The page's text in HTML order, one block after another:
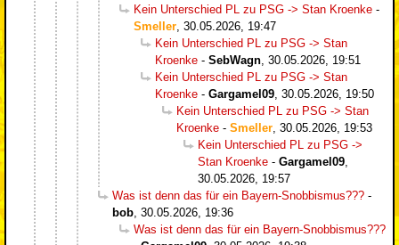
Kein Unterschied PL zu PSG -> Stan Kroenke -
Smeller 30.05.2026, 19:47
Kein Unterschied PL zu PSG -> Stan
Kroenke - SebWagn 30.05.2026, 19:51
Kein Unterschied PL zu PSG -> Stan
Kroenke - Gargamel09 30.05.2026, 19:50
Kein Unterschied PL zu PSG -> Stan
Kroenke - Smeller 30.05.2026, 19:53
Kein Unterschied PL zu PSG ->
Stan Kroenke - Gargamel09
30.05.2026, 19:57
Was ist denn das für ein Bayern-Snobbismus??? -
bob 30.05.2026, 19:36
Was ist denn das für ein Bayern-Snobbismus???